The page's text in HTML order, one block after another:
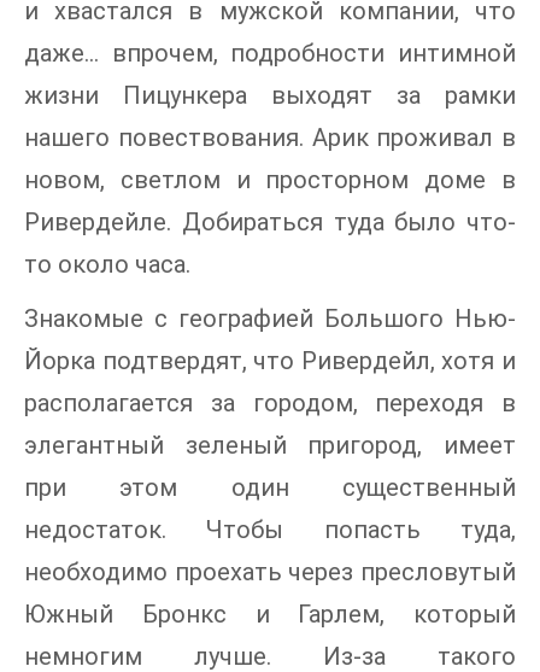
и хвастался в мужской компании, что
даже... впрочем, подробности интимной
жизни Пицункера выходят за рамки
нашего повествования. Арик проживал в
новом, светлом и просторном доме в
Ривердейле. Добираться туда было что-
то около часа.
Знакомые с географией Большого Нью-
Йорка подтвердят, что Ривердейл, хотя и
располагается за городом, переходя в
элегантный зеленый пригород, имеет
при этом один существенный
недостаток. Чтобы попасть туда,
необходимо проехать через пресловутый
Южный Бронкс и Гарлем, который
немногим лучше. Из-за такого